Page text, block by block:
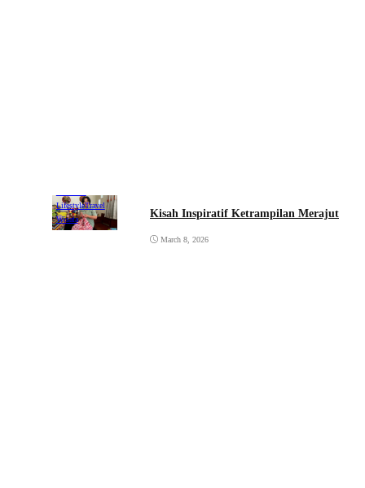
LifestyleTravel
Wisata
Kisah Inspiratif Ketrampilan Merajut
March 8, 2026